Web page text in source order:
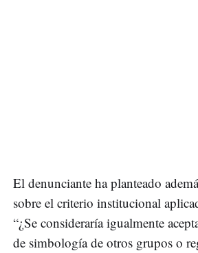
El denunciante ha planteado
sobre el criterio institucional
“¿Se consideraría igualmente
de simbología de otros grupos o